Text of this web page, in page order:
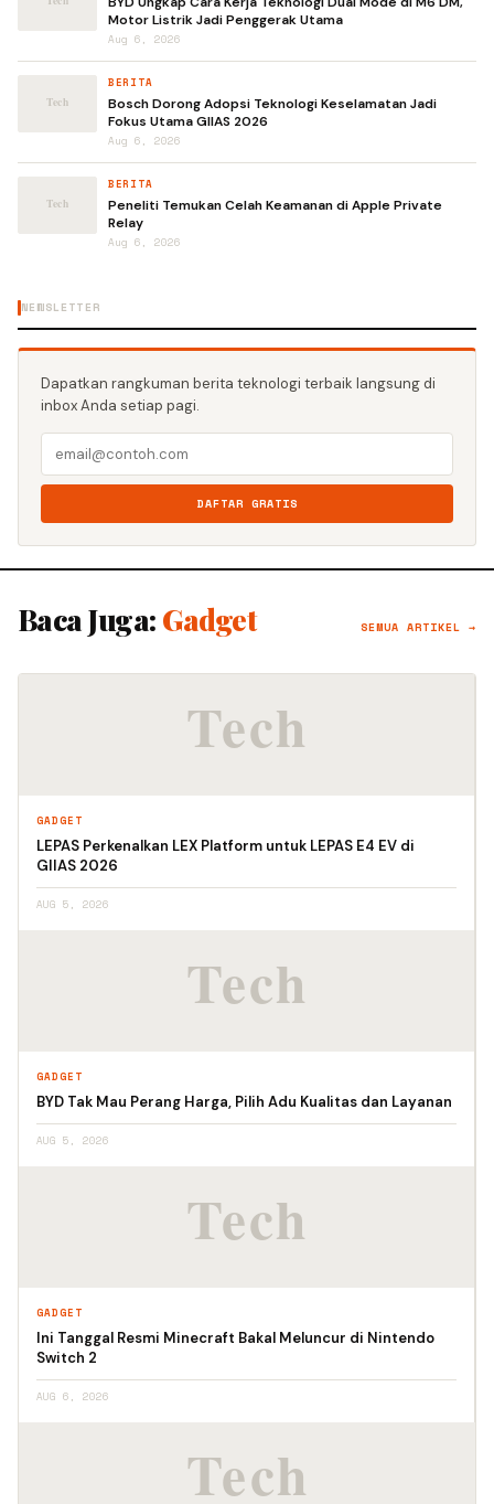
Motor Listrik Jadi Penggerak Utama
Aug 6, 2026
BERITA
Bosch Dorong Adopsi Teknologi Keselamatan Jadi
Fokus Utama GIIAS 2026
Aug 6, 2026
BERITA
Peneliti Temukan Celah Keamanan di Apple Private
Relay
Aug 6, 2026
NEWSLETTER
Dapatkan rangkuman berita teknologi terbaik langsung di
inbox Anda setiap pagi.
DAFTAR GRATIS
Baca Juga: Gadget SEMUA ARTIKEL →
GADGET
LEPAS Perkenalkan LEX Platform untuk LEPAS E4 EV di
GIIAS 2026
AUG 5, 2026
GADGET
BYD Tak Mau Perang Harga, Pilih Adu Kualitas dan Layanan
AUG 5, 2026
GADGET
Ini Tanggal Resmi Minecraft Bakal Meluncur di Nintendo
Switch 2
AUG 6, 2026